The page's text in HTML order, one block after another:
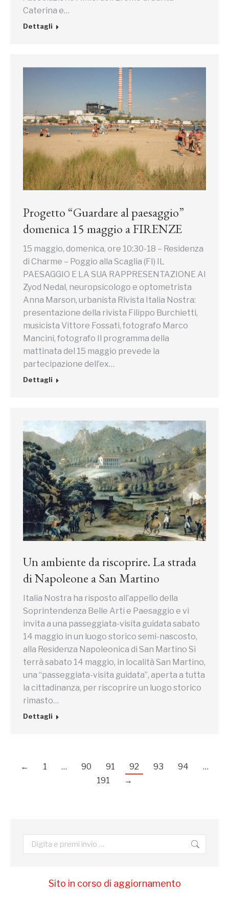
Caterina e…
Dettagli
Progetto “Guardare al paesaggio”
domenica 15 maggio a FIRENZE
15 maggio, domenica, ore 10:30-18 – Residenza
di Charme – Poggio alla Scaglia (FI) IL
PAESAGGIO E LA SUA RAPPRESENTAZIONE Al
Zyod Nedal, neuropsicologo e optometrista
Anna Marson, urbanista Rivista Italia Nostra:
presentazione della rivista Filippo Burchietti,
musicista Vittore Fossati, fotografo Marco
Mancini, fotografo Il programma della
mattinata del 15 maggio prevede la
partecipazione dell’ex…
Dettagli
Un ambiente da riscoprire. La strada
di Napoleone a San Martino
Italia Nostra ha risposto all’appello della
Soprintendenza Belle Arti e Paesaggio e vi
invita a una passeggiata-visita guidata sabato
14 maggio in un luogo storico semi-nascosto,
alla Residenza Napoleonica di San Martino Si
terrà sabato 14 maggio, in località San Martino,
una “passeggiata-visita guidata”, aperta a tutta
la cittadinanza, per riscoprire un luogo storico
rimasto…
Dettagli
← 1 … 90 91 92 93 94
…
191
→
Cerca:
Sito in corso di aggiornamento